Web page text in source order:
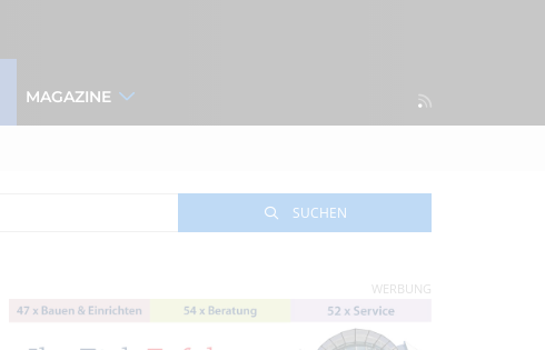
MAGAZINE
SUCHEN
WERBUNG